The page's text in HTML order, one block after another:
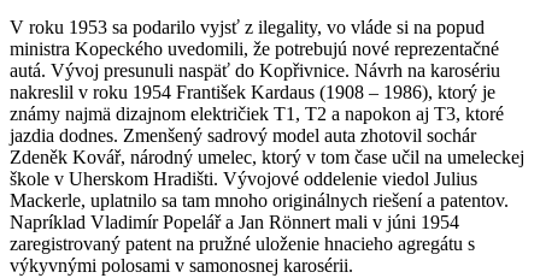
V roku 1953 sa podarilo vyjsť z ilegality, vo vláde si na popud
ministra Kopeckého uvedomili, že potrebujú nové reprezentačné
autá. Vývoj presunuli naspäť do Kopřivnice. Návrh na karosériu
nakreslil v roku 1954 František Kardaus (1908 – 1986), ktorý je
známy najmä dizajnom električiek T1, T2 a napokon aj T3, ktoré
jazdia dodnes. Zmenšený sadrový model auta zhotovil sochár
Zdeněk Kovář, národný umelec, ktorý v tom čase učil na umeleckej
škole v Uherskom Hradišti. Vývojové oddelenie viedol Julius
Mackerle, uplatnilo sa tam mnoho originálnych riešení a patentov.
Napríklad Vladimír Popelář a Jan Rönnert mali v júni 1954
zaregistrovaný patent na pružné uloženie hnacieho agregátu s
výkyvnými polosami v samonosnej karosérii.